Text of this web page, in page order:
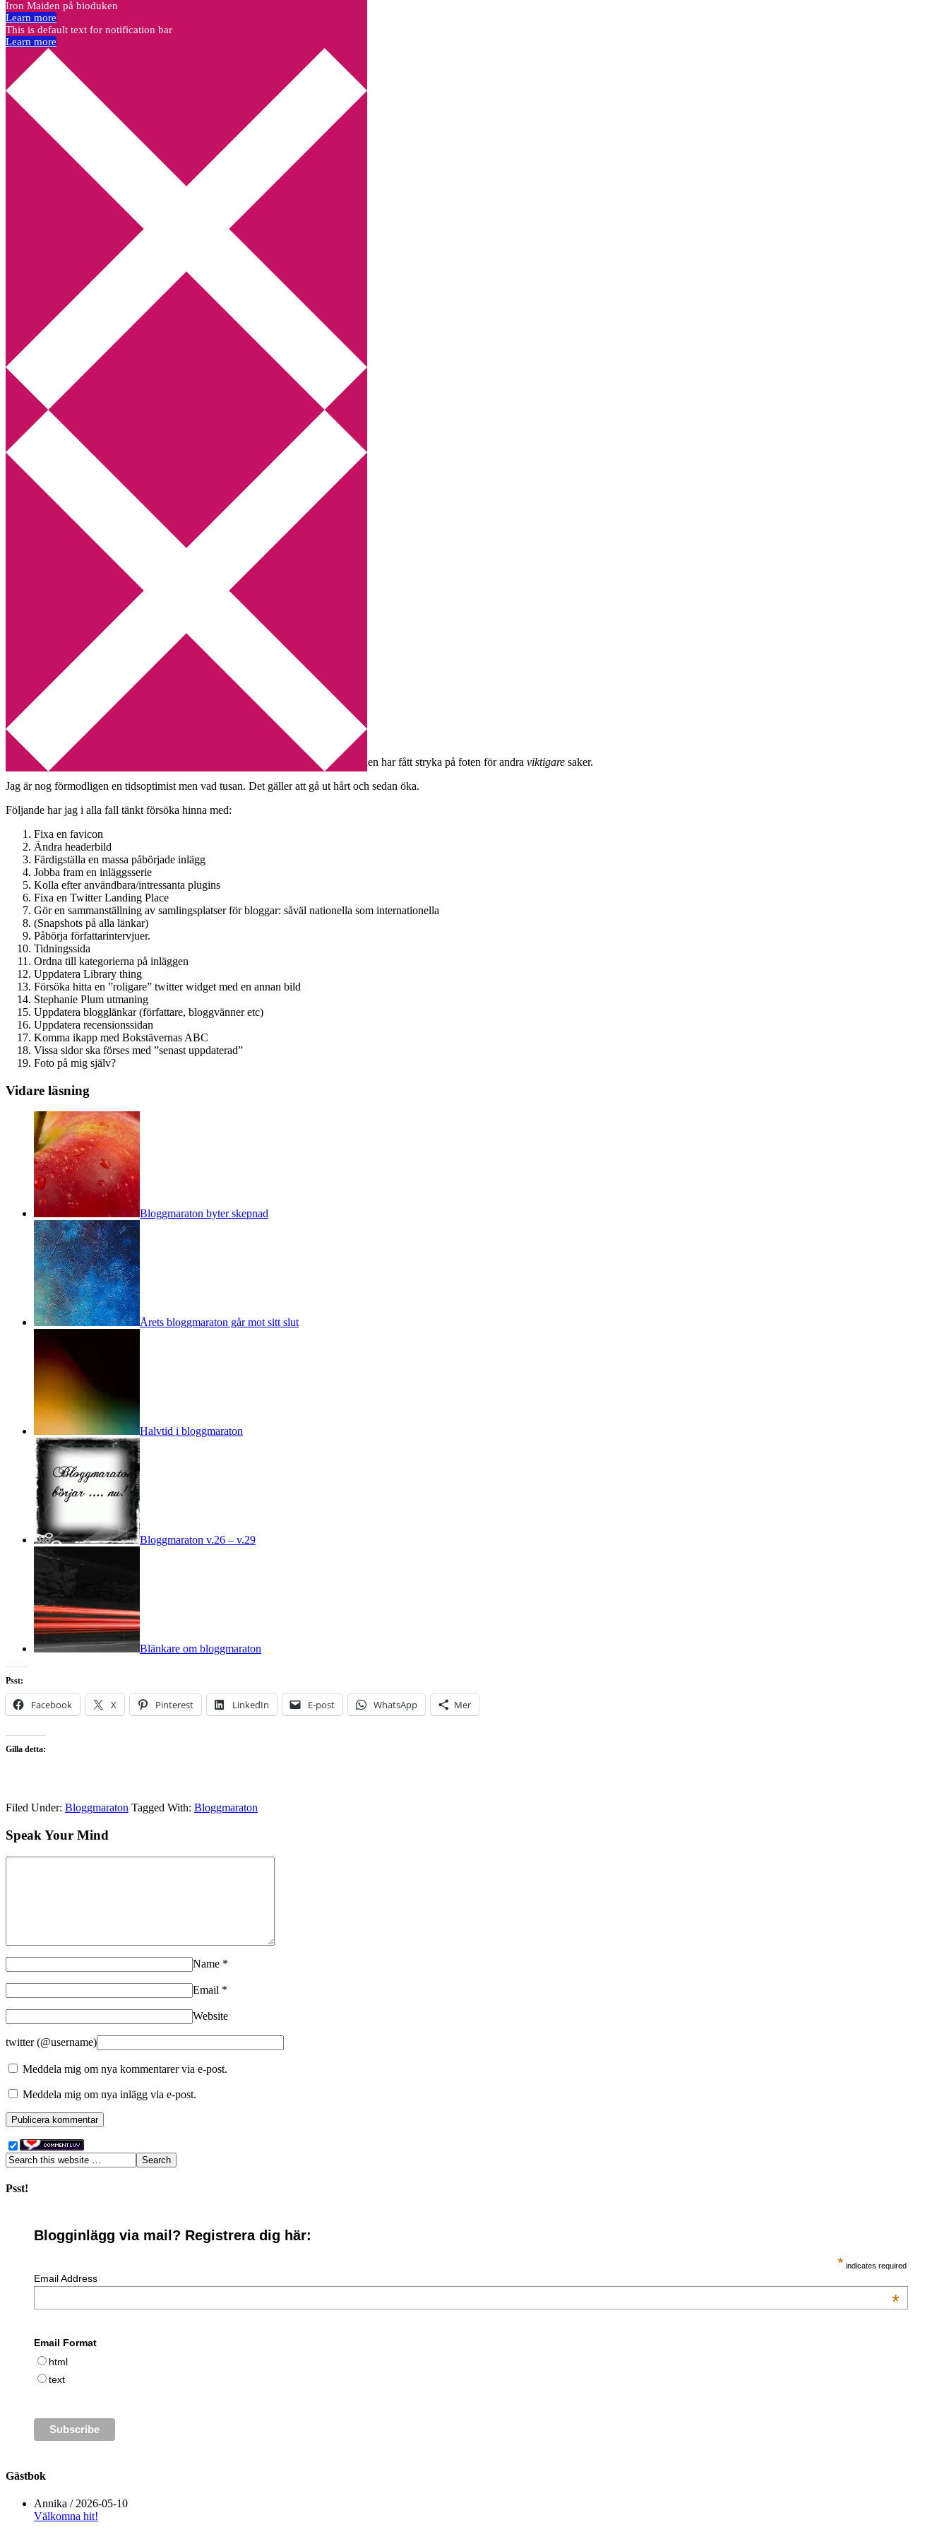
Annikas litteratur- och kulturblogg
Deckare, kriminalromaner, thrillers
Hem
Boktolva
Författarfemman
Kontakt
Webbshop Amazon
Utskriftscentralen
Min tv-blogg
You are here:Home Bloggmaraton Åtgärdslista för bloggmaraton
Åtgärdslista för bloggmaraton
2010-07-12 Annika
Ja, då var det alltså dags att äntligen försöka ta tag i saker på bloggen som hela tiden har fått stryka på foten för andra viktigare saker.
Jag är nog förmodligen en tidsoptimist men vad tusan. Det gäller att gå ut hårt och sedan öka.
Följande har jag i alla fall tänkt försöka hinna med:
Fixa en favicon
Ändra headerbild
Färdigställa en massa påbörjade inlägg
Jobba fram en inläggsserie
Kolla efter användbara/intressanta plugins
Fixa en Twitter Landing Place
Gör en sammanställning av samlingsplatser för bloggar: såväl nationella som internationella
(Snapshots på alla länkar)
Påbörja författarintervjuer.
Tidningssida
Ordna till kategorierna på inläggen
Uppdatera Library thing
Försöka hitta en ”roligare” twitter widget med en annan bild
Stephanie Plum utmaning
Uppdatera blogglänkar (författare, bloggvänner etc)
Uppdatera recensionssidan
Komma ikapp med Bokstävernas ABC
Vissa sidor ska förses med ”senast uppdaterad”
Foto på mig själv?
Vidare läsning
Bloggmaraton byter skepnad
Årets bloggmaraton går mot sitt slut
Halvtid i bloggmaraton
Bloggmaraton v.26 – v.29
Blänkare om bloggmaraton
Psst:
Facebook X Pinterest LinkedIn E-post WhatsApp Mer
Gilla detta:
Filed Under: Bloggmaraton Tagged With: Bloggmaraton
Speak Your Mind
Name *
Email *
Website
twitter (@username)
Meddela mig om nya kommentarer via e-post.
Meddela mig om nya inlägg via e-post.
Psst!
Blogginlägg via mail? Registrera dig här:
* indicates required
Email Address
*
Email Format
html
text
Gästbok
Annika / 2026-05-10
Välkomna hit!
Iron Maiden på bioduken
Learn more
This is default text for notification bar
Learn more